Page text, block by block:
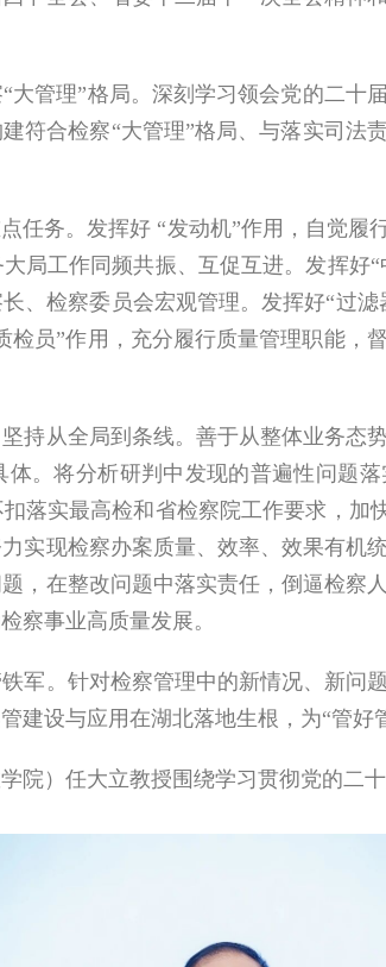
“大管理”格局。深刻学习领会党的二十
符合检察“大管理”格局、与落实司法
任务。发挥好 “发动机”作用，自觉履
局工作同频共振、互促互进。发挥好“
、检察委员会宏观管理。发挥好“过滤
检员”作用，充分履行质量管理职能，
从全局到条线。善于从整体业务态
。将分析研判中发现的普遍性问题
落实最高检和省检察院工作要求，加
实现检察办案质量、效率、效果有机
，在整改问题中落实责任，倒逼检察
察事业高质量发展。
。针对检察管理中的新情况、新问
建设与应用在湖北落地生根，为“管好
）任大立教授围绕学习贯彻党的二十